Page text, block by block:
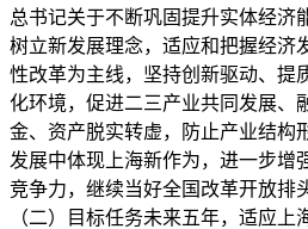
总书记关于不断巩固提升实体经济
树立新发展理念，适应和把握经济
性改革为主线，坚持创新驱动、提
化环境，促进二三产业共同发展、
金、资产脱实转虚，防止产业结构
发展中体现上海新作为，进一步增
竞争力，继续当好全国改革开放排
（二）目标任务未来五年，适应